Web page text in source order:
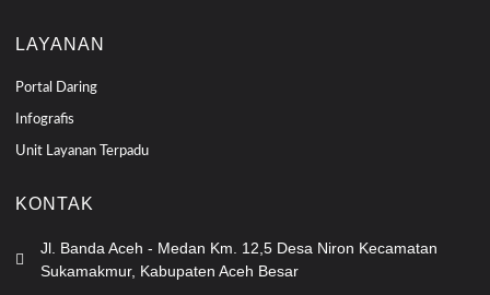
LAYANAN
Portal Daring
Infografis
Unit Layanan Terpadu
KONTAK
Jl. Banda Aceh - Medan Km. 12,5 Desa Niron Kecamatan
Sukamakmur, Kabupaten Aceh Besar